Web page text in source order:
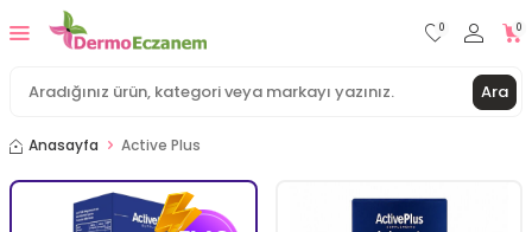
Ara
0 0
Anasayfa Active Plus